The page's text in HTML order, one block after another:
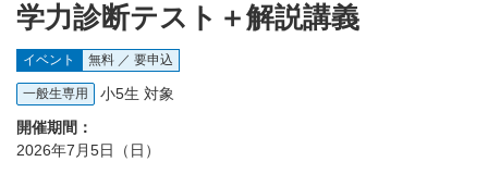
学力診断テスト＋解説講義
イベント 無料 ／ 要申込
一般生専用
小5生 対象
開催期間：
2026年7月5日（日）